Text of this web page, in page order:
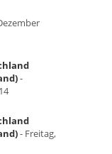
-
- Freitag,